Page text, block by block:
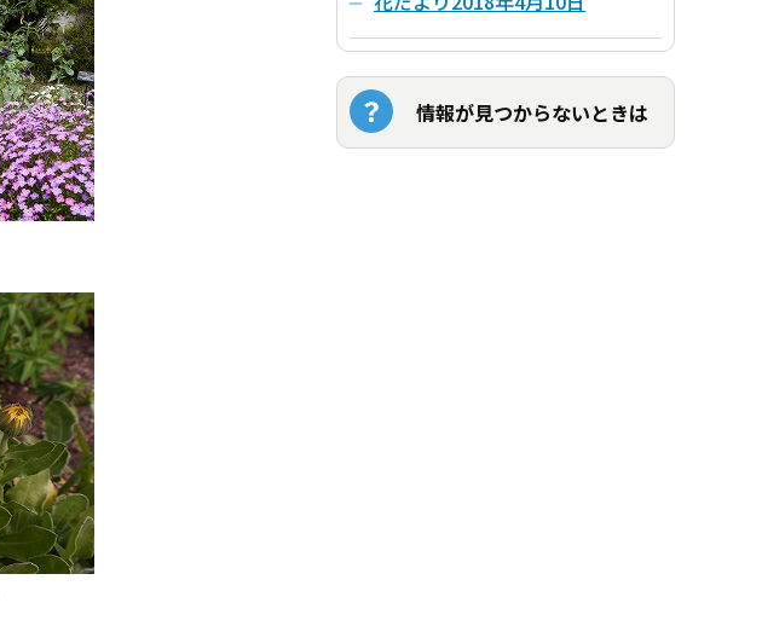
情報が見つからないときは